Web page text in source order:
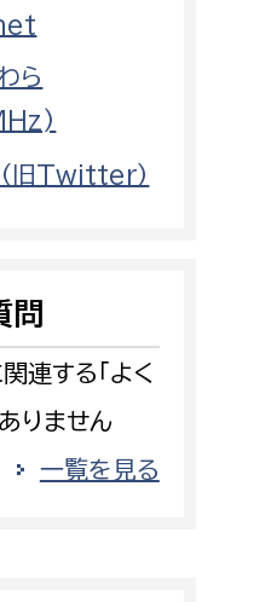
ら
旧Twitter）
問
連する「よく
りません
一覧を見る